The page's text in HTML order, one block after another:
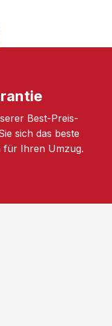
Best-Preis-
sich das beste
für Ihren Umzug.